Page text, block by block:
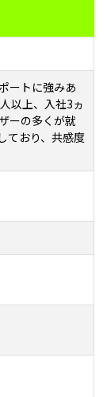
ートに強みあ
以上、入社3ヵ
ーの多くが就
ており、共感度